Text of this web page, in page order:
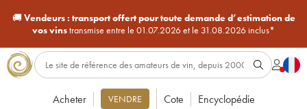
🚚Vendeurs : transport offert pour toute demande d’estimation de
vos vinstransmise entre le 01.07.2026 et le 31.08.2026 inclus*
Acheter VENDRE Cote Encyclopédie